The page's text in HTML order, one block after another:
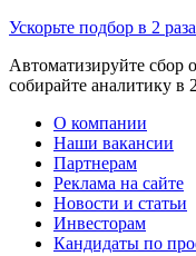
Ускорьте подбор в 2
Автоматизируйте сбор
собирайте аналитику в
О компании
Наши вакансии
Партнерам
Реклама на сайте
Новости и статьи
Инвесторам
Кандидаты по